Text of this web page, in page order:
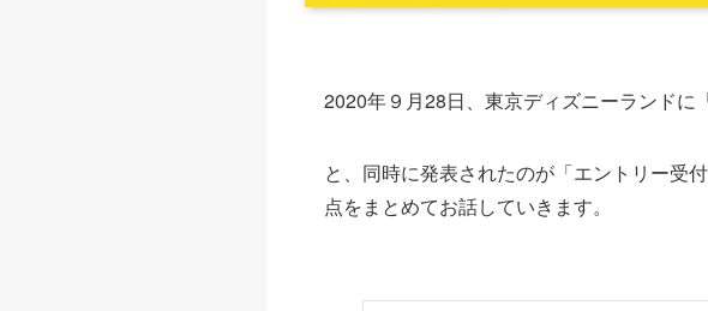
2020年９月28日、東京ディズニーランドに
と、同時に発表されたのが「エントリー受
点をまとめてお話していきます。